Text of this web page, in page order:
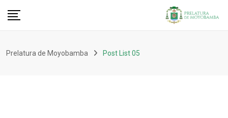
Prelatura de Moyobamba Post List 05